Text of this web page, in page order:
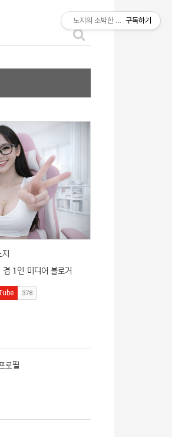
지
1인 미디어 블로거
로필
노지의 소박한 이야기구독하기